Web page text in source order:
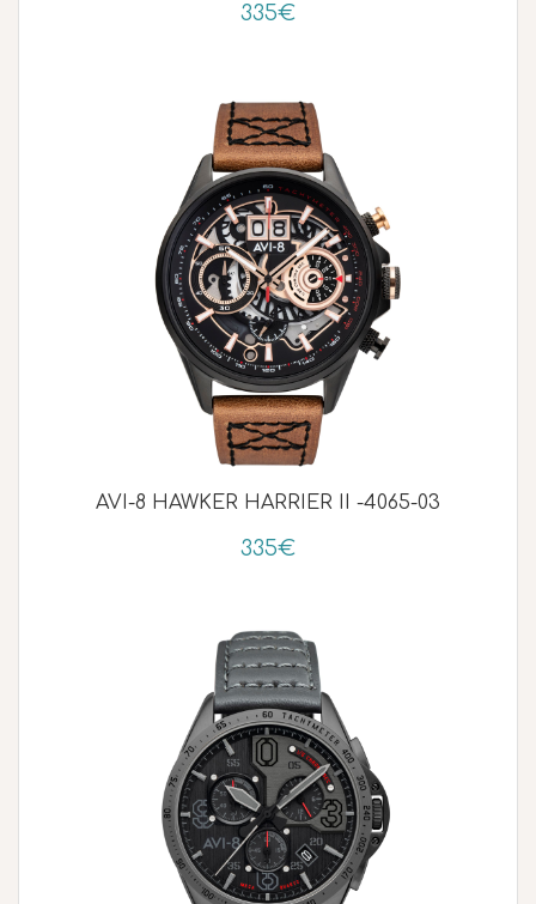
335€
AVI-8 HAWKER HARRIER II -4065-03
335€